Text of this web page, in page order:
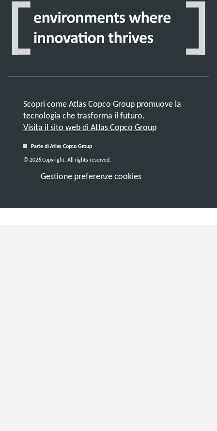
Scopri come Atlas Copco Group promuove la
tecnologia che trasforma il futuro.
Visita il sito web di Atlas Copco Group
Parte di Atlas Copco Group
Gestione preferenze cookies
© 2026 Copyright. All rights reserved.